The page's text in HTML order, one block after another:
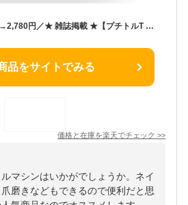
＼期間限定セール 3,980→2,780円／★ 雑誌掲載 ★【プチトルT 】ネイルマシン 電動 初心者おすすめ ジェルネイル ネイルオフ ネイルケア ネイルマシーン セルフネイル USB 甘皮処理 爪磨き 爪やすり バッファー ジェルオフマシン ネイルケアセット コンパクト
品をサイトでみる
価格と在庫を楽天でチェック >>
マシンはいかがでしょうか。ネイ
磨きなどもできるので便利だと思